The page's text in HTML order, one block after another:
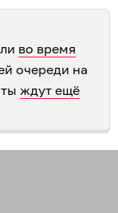
во время
очереди на
ждут ещё